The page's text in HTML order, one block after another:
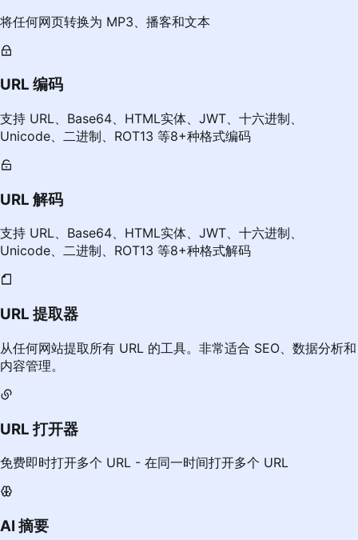
将任何网页转换为 MP3、播客和文本
URL 编码
支持 URL、Base64、HTML实体、JWT、十六进制、
Unicode、二进制、ROT13 等8+种格式编码
URL 解码
支持 URL、Base64、HTML实体、JWT、十六进制、
Unicode、二进制、ROT13 等8+种格式解码
URL 提取器
从任何网站提取所有 URL 的工具。非常适合 SEO、数据分析和
内容管理。
URL 打开器
免费即时打开多个 URL - 在同一时间打开多个 URL
AI 摘要